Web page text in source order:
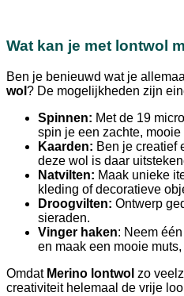
Wat kan je met lontwol
Ben je benieuwd wat je
wol ? De mogelijkheden zijn
Spinnen: Met de 19
spin je een zachte, mooie
Kaarden: Ben je creatief
deze wol is daar
Natvilten: Maak unieke
kleding of decoratieve
Droogvilten: Ontwerp
sieraden.
Vinger haken: Neem
en maak een mooie
Omdat Merino lontwol zo
creativiteit helemaal de vrije